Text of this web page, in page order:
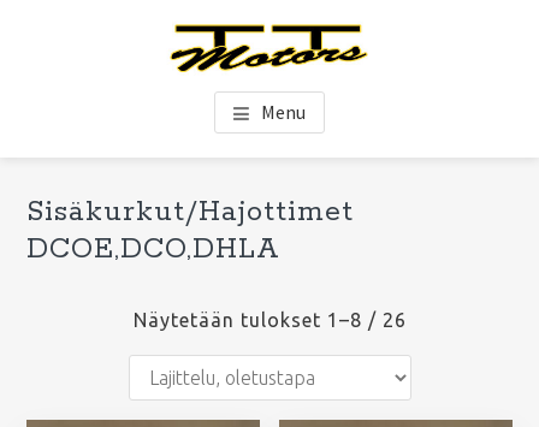
Menu
Sisäkurkut/Hajottimet
DCOE,DCO,DHLA
Näytetään tulokset 1–8 / 26
Ensisijainen
sivupalkki